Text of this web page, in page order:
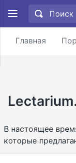
Главная
В настоящее
которые